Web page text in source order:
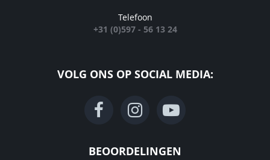
Telefoon
+31 (0)597 - 56 13 24
VOLG ONS OP SOCIAL MEDIA:
BEOORDELINGEN